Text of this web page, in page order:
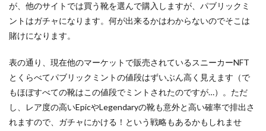
が、他のサイトでは買う靴を選んで購入しますが、パブリックミ
ントはガチャになります。何が出来るかはわからないのでそこは
賭けになります。
表の通り、現在他のマーケットで販売されているスニーカーNFT
とくらべてパブリックミントの値段はずいぶん高く見えます（で
もほぼすべての靴はこの値段でミントされたのですが…）。ただ
し、レア度の高いEpicやLegendaryの靴も意外と高い確率で排出さ
れますので、ガチャにかける！という戦略もあるかもしれませ